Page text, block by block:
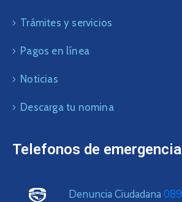
Trámites y servicios
Pagos en línea
Noticias
Descarga tu nomina
Telefonos de emergencia
Denuncia Ciudadana 089